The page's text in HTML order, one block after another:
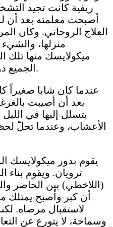
ريفية كانت تجيد
أصبحت معلمته بعد
العلاج الروحاني. وكان
منزلها،
ميكولايسك منها تلك
الجميع دون تفرقة بين أغنياء وفقراء.
عندما كان شابا صغيراً
بعد أن أصيبت
يتسلل إليها في
الأعشاب، وعندما تحلّ
يقوم بدور ميكولايسك
ترويان. ويقوم بناء
(اللاخطي) بين الحاضر
أن كبر وأصبح يمتلك
لاستقبال مرضاه.
وسماحة، لا يتورع عن